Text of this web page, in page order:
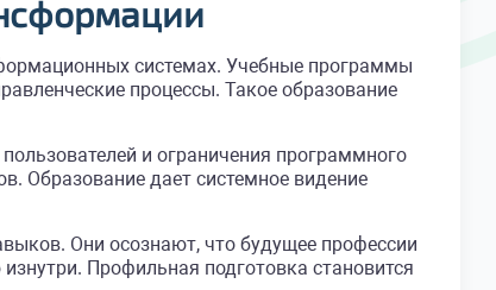
системах. Учебные программы
процессы. Такое образование
и ограничения программного
Образование дает системное видение
Они осознают, что будущее профессии
Профильная подготовка становится